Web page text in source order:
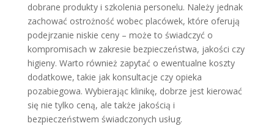
dobrane produkty i szkolenia personelu. Należy jednak
zachować ostrożność wobec placówek, które oferują
podejrzanie niskie ceny – może to świadczyć o
kompromisach w zakresie bezpieczeństwa, jakości czy
higieny. Warto również zapytać o ewentualne koszty
dodatkowe, takie jak konsultacje czy opieka
pozabiegowa. Wybierając klinikę, dobrze jest kierować
się nie tylko ceną, ale także jakością i
bezpieczeństwem świadczonych usług.